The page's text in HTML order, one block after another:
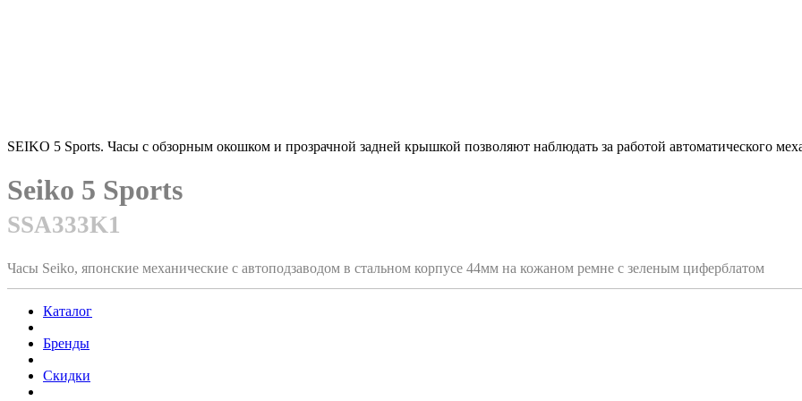
SEIKO 5 Sports. Часы с обзорным окошком и прозрачной задней крышкой позволяют наблюдать за работой автоматического
Seiko 5 Sports
SSA333K1
Часы Seiko, японские механические с автоподзаводом в стальном корпусе 44мм на кожаном ремне с зеленым циферблатом
Каталог
Бренды
Скидки